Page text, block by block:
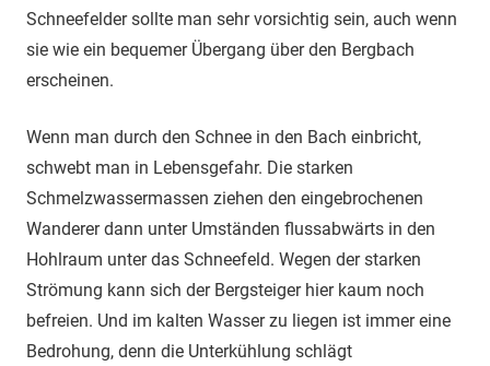
Schneefelder sollte man sehr vorsichtig sein, auch wenn
sie wie ein bequemer Übergang über den Bergbach
erscheinen.
Wenn man durch den Schnee in den Bach einbricht,
schwebt man in Lebensgefahr. Die starken
Schmelzwassermassen ziehen den eingebrochenen
Wanderer dann unter Umständen flussabwärts in den
Hohlraum unter das Schneefeld. Wegen der starken
Strömung kann sich der Bergsteiger hier kaum noch
befreien. Und im kalten Wasser zu liegen ist immer eine
Bedrohung, denn die Unterkühlung schlägt